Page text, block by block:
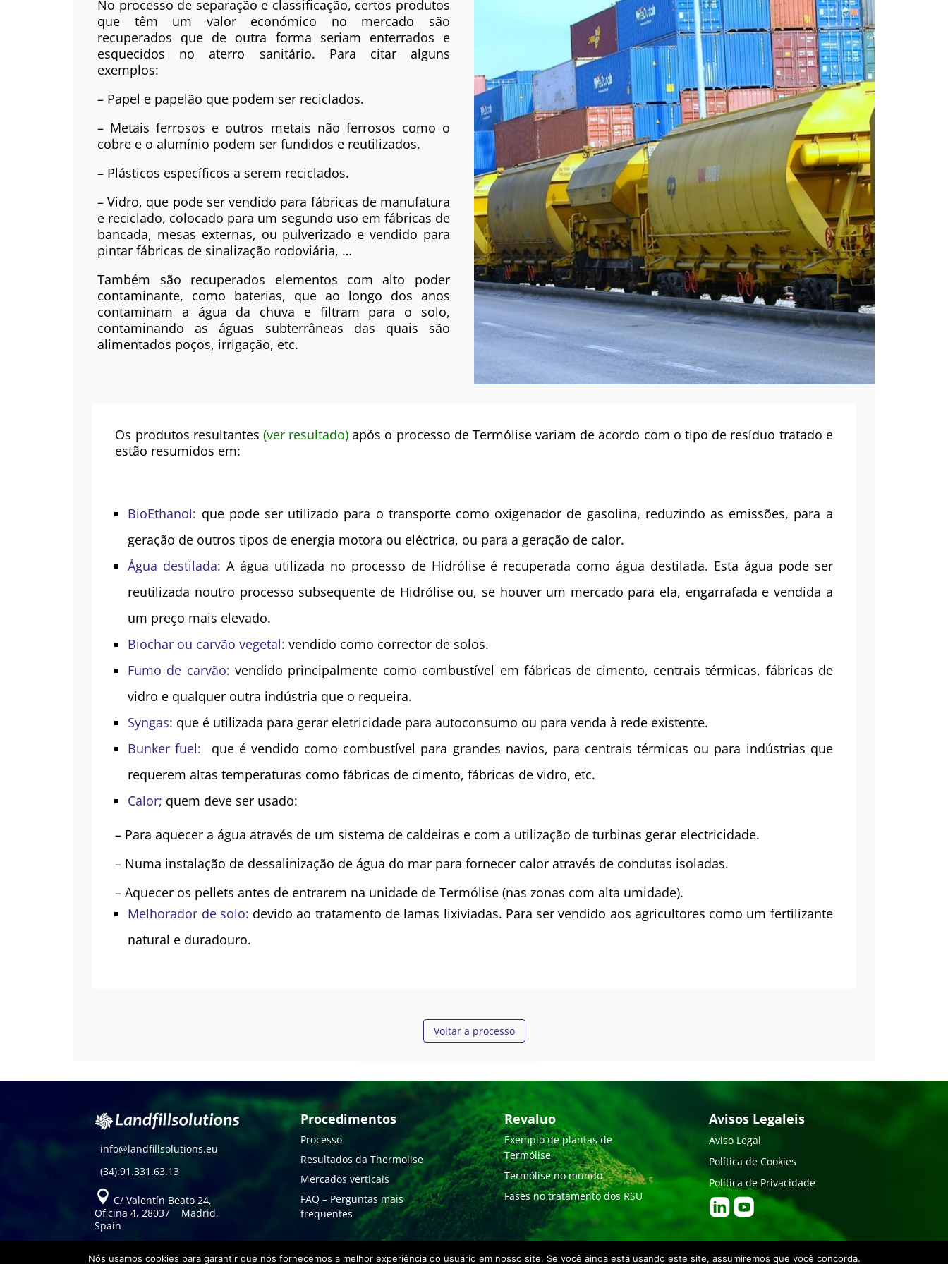
No processo de separação e classificação, certos produtos
que têm um valor económico no mercado são
recuperados que de outra forma seriam enterrados e
esquecidos no aterro sanitário. Para citar alguns
exemplos:
– Papel e papelão que podem ser reciclados.
– Metais ferrosos e outros metais não ferrosos como o
cobre e o alumínio podem ser fundidos e reutilizados.
– Plásticos específicos a serem reciclados.
– Vidro, que pode ser vendido para fábricas de manufatura
e reciclado, colocado para um segundo uso em fábricas de
bancada, mesas externas, ou pulverizado e vendido para
pintar fábricas de sinalização rodoviária, …
Também são recuperados elementos com alto poder
contaminante, como baterias, que ao longo dos anos
contaminam a água da chuva e filtram para o solo,
contaminando as águas subterrâneas das quais são
alimentados poços, irrigação, etc.
Your content goes here. Edit or remove this text
inline or in the module Content settings. You can
also style every aspect of this content in the
module Design settings and even apply custom
CSS to this text in the module Advanced settings.
Os produtos resultantes (ver resultado) após o processo de Termólise variam de acordo com o tipo de resíduo tratado e
estão resumidos em:
BioEthanol: que pode ser utilizado para o transporte como oxigenador de gasolina, reduzindo as emissões, para a
geração de outros tipos de energia motora ou eléctrica, ou para a geração de calor.
Água destilada: A água utilizada no processo de Hidrólise é recuperada como água destilada. Esta água pode ser
reutilizada noutro processo subsequente de Hidrólise ou, se houver um mercado para ela, engarrafada e vendida a
um preço mais elevado.
Biochar ou carvão vegetal: vendido como corrector de solos.
Fumo de carvão: vendido principalmente como combustível em fábricas de cimento, centrais térmicas, fábricas de
vidro e qualquer outra indústria que o requeira.
Syngas: que é utilizada para gerar eletricidade para autoconsumo ou para venda à rede existente.
Bunker fuel:
que é vendido como combustível para grandes navios, para centrais térmicas ou para indústrias que
requerem altas temperaturas como fábricas de cimento, fábricas de vidro, etc.
Calor; quem deve ser usado:
– Para aquecer a água através de um sistema de caldeiras e com a utilização de turbinas gerar electricidade.
– Numa instalação de dessalinização de água do mar para fornecer calor através de condutas isoladas.
– Aquecer os pellets antes de entrarem na unidade de Termólise (nas zonas com alta umidade).
Melhorador de solo: devido ao tratamento de lamas lixiviadas. Para ser vendido aos agricultores como um fertilizante
natural e duradouro.
Voltar a processo
info@landfillsolutions.eu
(34).91.331.63.13
C/ Valentín Beato 24,
Oficina 4, 28037 Madrid,
Spain
Procedimentos
Processo
Resultados da Thermolise
Mercados verticais
FAQ – Perguntas mais
frequentes
Revaluo
Exemplo de plantas de
Termólise
Termólise no mundo
Fases no tratamento dos RSU
Avisos Legaleis
Aviso Legal
Política de Cookies
Política de Privacidade
Nós usamos cookies para garantir que nós fornecemos a melhor experiência do usuário em nosso site. Se você ainda está usando este site, assumiremos que você concorda.